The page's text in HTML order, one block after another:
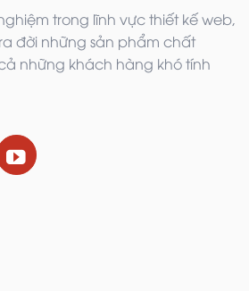
trong lĩnh vực thiết kế web,
đời những sản phẩm chất
những khách hàng khó tính